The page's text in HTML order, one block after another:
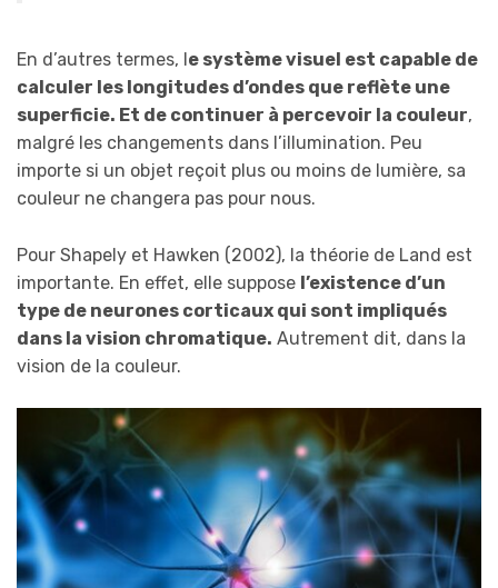
En d’autres termes, le système visuel est capable de
calculer les longitudes d’ondes que reflète une
superficie. Et de continuer à percevoir la couleur,
malgré les changements dans l’illumination. Peu
importe si un objet reçoit plus ou moins de lumière, sa
couleur ne changera pas pour nous.
Pour Shapely et Hawken (2002), la théorie de Land est
importante. En effet, elle suppose l’existence d’un
type de neurones corticaux qui sont impliqués
dans la vision chromatique. Autrement dit, dans la
vision de la couleur.